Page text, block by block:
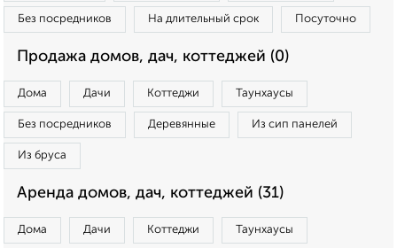
Без посредников На длительный срок Посуточно
Продажа домов, дач, коттеджей (0)
Дома Дачи Коттеджи Таунхаусы
Без посредников Деревянные Из сип панелей
Из бруса
Аренда домов, дач, коттеджей (31)
Дома Дачи Коттеджи Таунхаусы